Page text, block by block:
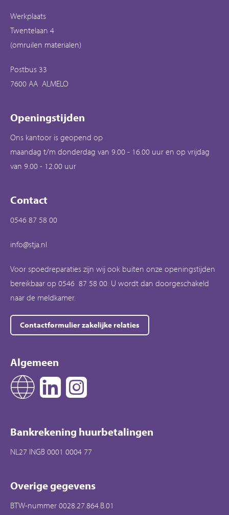
Werkplaats
Twentelaan 4
(omruilen materialen)
Postbus 33
7600 AA ALMELO
Openingstijden
Ons kantoor is geopend op
maandag t/m donderdag van 9.00 - 16.00 uur en op vrijdag
van 9.00 - 12.00 uur
Contact
0546 87 58 00
info@stja.nl
Voor spoedreparaties zijn wij ook buiten onze openingstijden
bereikbaar op 0546 87 58 00. U wordt dan doorgeschakeld
naar de meldkamer.
Contactformulier zakelijke relaties
Algemeen
Bankrekening huurbetalingen
NL27 INGB 0001 0004 77
Overige gegevens
BTW-nummer 0028.27.864.B.01